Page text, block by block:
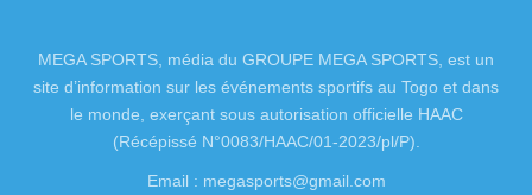
MEGA SPORTS, média du GROUPE MEGA SPORTS, est un
site d’information sur les événements sportifs au Togo et dans
le monde, exerçant sous autorisation officielle HAAC
(Récépissé N°0083/HAAC/01-2023/pl/P).
Email : megasports@gmail.com